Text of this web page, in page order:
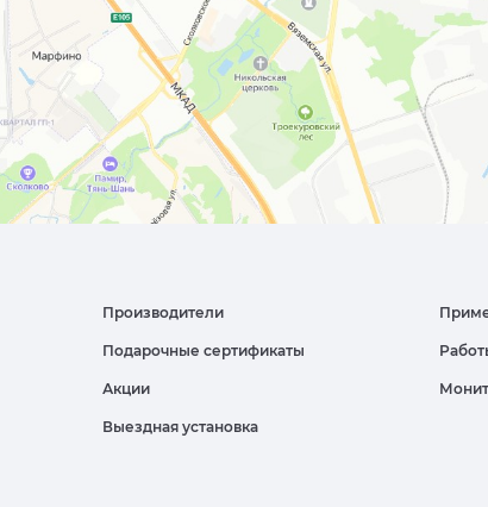
Производители
Подарочные сертификаты
Акции
Выездная установка